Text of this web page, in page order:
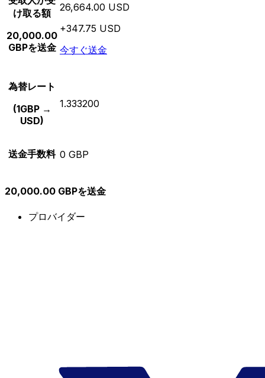
け取る額
20,000.00
GBPを送金
26,664.00 USD
+347.75 USD
今すぐ送金
為替レート
(1GBP →
USD)
1.333200
送金手数料 0 GBP
20,000.00 GBPを送金
プロバイダー